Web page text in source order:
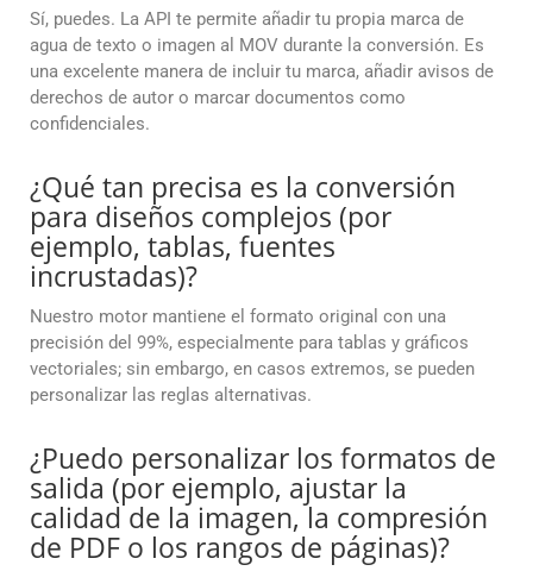
Sí, puedes. La API te permite añadir tu propia marca de
agua de texto o imagen al MOV durante la conversión. Es
una excelente manera de incluir tu marca, añadir avisos de
derechos de autor o marcar documentos como
confidenciales.
¿Qué tan precisa es la conversión
para diseños complejos (por
ejemplo, tablas, fuentes
incrustadas)?
Nuestro motor mantiene el formato original con una
precisión del 99%, especialmente para tablas y gráficos
vectoriales; sin embargo, en casos extremos, se pueden
personalizar las reglas alternativas.
¿Puedo personalizar los formatos de
salida (por ejemplo, ajustar la
calidad de la imagen, la compresión
de PDF o los rangos de páginas)?